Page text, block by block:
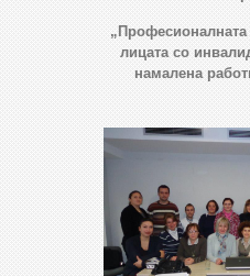
„Професионалната
лицата со
намалена